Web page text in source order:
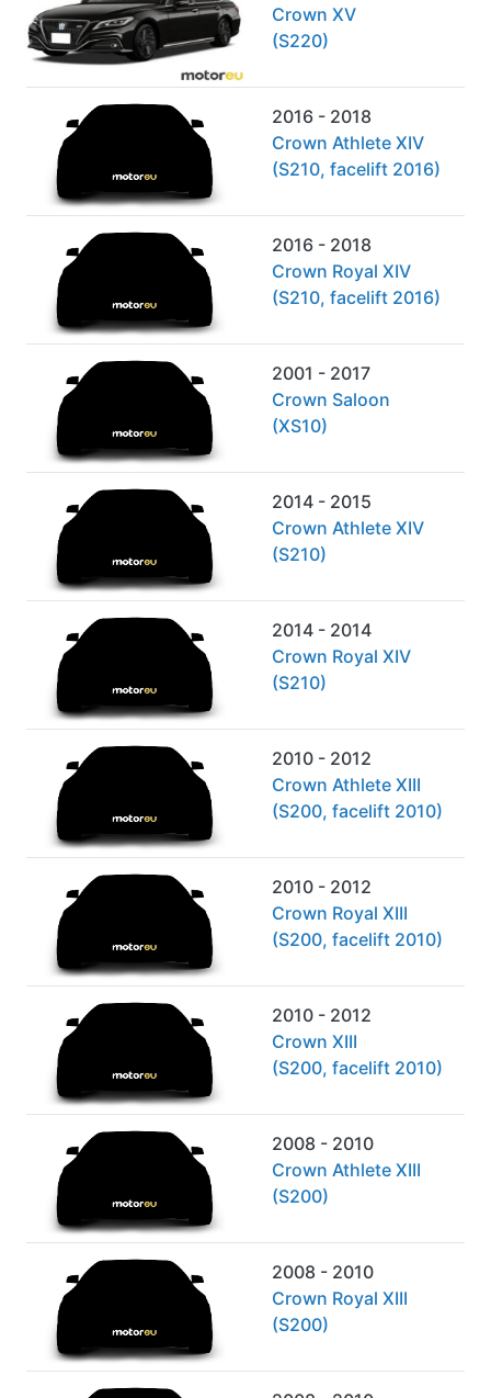
Crown XV
(S220)
2016 - 2018
Crown Athlete XIV
(S210, facelift 2016)
2016 - 2018
Crown Royal XIV
(S210, facelift 2016)
2001 - 2017
Crown Saloon
(XS10)
2014 - 2015
Crown Athlete XIV
(S210)
2014 - 2014
Crown Royal XIV
(S210)
2010 - 2012
Crown Athlete XIII
(S200, facelift 2010)
2010 - 2012
Crown Royal XIII
(S200, facelift 2010)
2010 - 2012
Crown XIII
(S200, facelift 2010)
2008 - 2010
Crown Athlete XIII
(S200)
2008 - 2010
Crown Royal XIII
(S200)